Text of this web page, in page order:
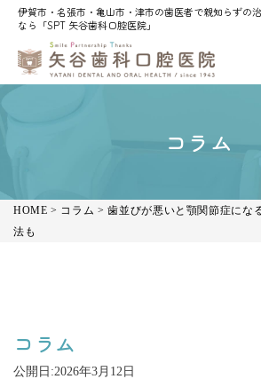
伊賀市・名張市・亀山市・津市の歯医者で親知らずの
なら「SPT 矢谷歯科口腔医院」
伊賀市・名張市・亀山市・津市の歯医者で親知らずの
なら「SPT 矢谷歯科口腔医院」
コラム
HOME > コラム >歯並びが悪いと顎関節症にな
法も
コラム
公開日:2026年3月12日